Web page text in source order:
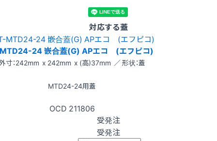
対応する蓋
24 嵌合蓋(G) APエコ (エフピコ)
寸：242mm x 242mm x (高)37mm ／ 形状：蓋
MTD24-24用蓋
OCD 211806
受発注
受発注